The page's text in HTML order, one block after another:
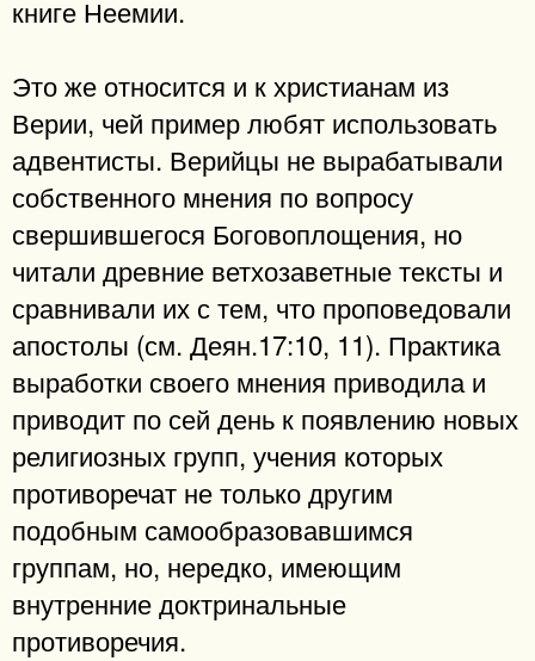
книге Неемии.
Это же относится и к христианам из
Верии, чей пример любят использовать
адвентисты. Верийцы не вырабатывали
собственного мнения по вопросу
свершившегося Боговоплощения, но
читали древние ветхозаветные тексты и
сравнивали их с тем, что проповедовали
апостолы (см. Деян.17:10, 11). Практика
выработки своего мнения приводила и
приводит по сей день к появлению новых
религиозных групп, учения которых
противоречат не только другим
подобным самообразовавшимся
группам, но, нередко, имеющим
внутренние доктринальные
противоречия.